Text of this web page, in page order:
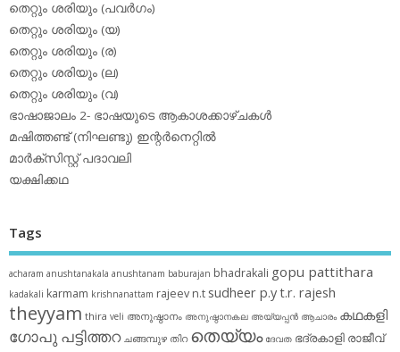
തെറ്റും ശരിയും (പവര്‍ഗം)
തെറ്റും ശരിയും (യ)
തെറ്റും ശരിയും (ര)
തെറ്റും ശരിയും (ല)
തെറ്റും ശരിയും (വ)
ഭാഷാജാലം 2- ഭാഷയുടെ ആകാശക്കാഴ്ചകള്‍
മഷിത്തണ്ട് (നിഘണ്ടു) ഇന്റര്‍നെറ്റില്‍
മാര്‍ക്‌സിസ്റ്റ് പദാവലി
യക്ഷിക്കഥ
Tags
acharam anushtanakala anushtanam baburajan bhadrakali gopu pattithara
kadakali karmam krishnanattam rajeev n.t sudheer p.yt.r. rajesh
theyyam thira veli അനുഷ്ഠാനം അനുഷ്ഠാനകല അയ്യപ്പന്‍ ആചാരം കഥകളി
ഗോപു പട്ടിത്തറ ചങ്ങമ്പുഴ തിറ തെയ്യം ദേവത ഭദ്രകാളി രാജീവ്